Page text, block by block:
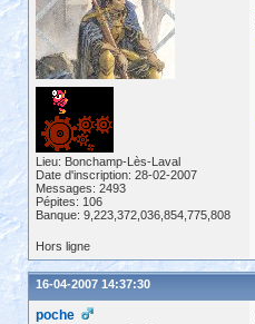
Lieu: Bonchamp-Lès-Laval
Date d'inscription: 28-02-2007
Messages: 2493
Pépites: 106
Banque: 9,223,372,036,854,775,808
Hors ligne
16-04-2007 14:37:30
poche